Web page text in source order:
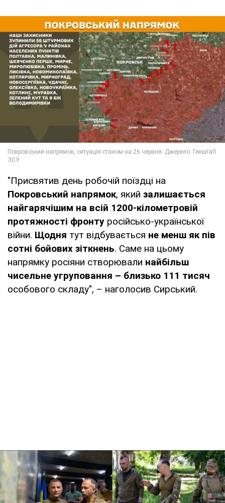
"Присвятив день робочій поїздці на
Покровський напрямок, який залишається
найгарячішим на всій 1200-кілометровій
протяжності фронту російсько-української
війни. Щодня тут відбувається не менш як пів
сотні бойових зіткнень. Саме на цьому
напрямку росіяни створювали найбільш
чисельне угруповання – близько 111 тисяч
особового складу", – наголосив Сирський.